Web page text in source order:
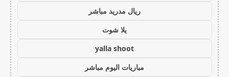
ريال مدريد مباشر
يلا شوت
yalla shoot
مباريات اليوم مباشر